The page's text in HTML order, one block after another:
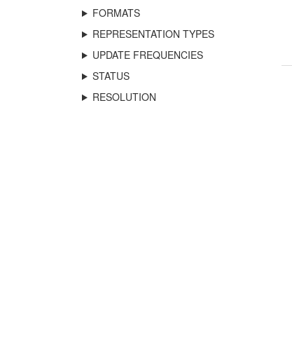
FORMATS
REPRESENTATION TYPES
UPDATE FREQUENCIES
STATUS
RESOLUTION